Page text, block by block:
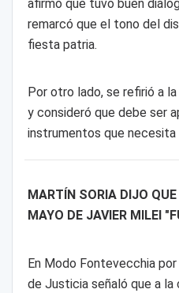
afirmó que tuvo buen
remarcó que el tono del
fiesta patria.
Por otro lado, se refirió a
y consideró que debe ser
instrumentos que necesita
MARTÍN SORIA DIJO
MAYO DE JAVIER MILEI
En Modo Fontevecchia
de Justicia señaló que a